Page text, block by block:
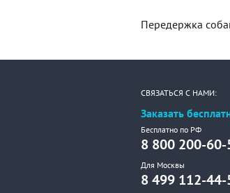
Передержка
СВЯЗАТЬСЯ С НАМИ:
Заказать
Бесплатно по РФ
8 800 200-60-
Для Москвы
8 499 112-44-